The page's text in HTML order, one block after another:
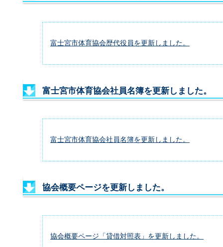
富士宮市体育協会歴代役員を更新しました。
富士宮市体育協会社員名簿を更新しました。
富士宮市体育協会社員名簿を更新しました。
協会概要ページを更新しました。
協会概要ページ「貸借対照表」を更新しました。